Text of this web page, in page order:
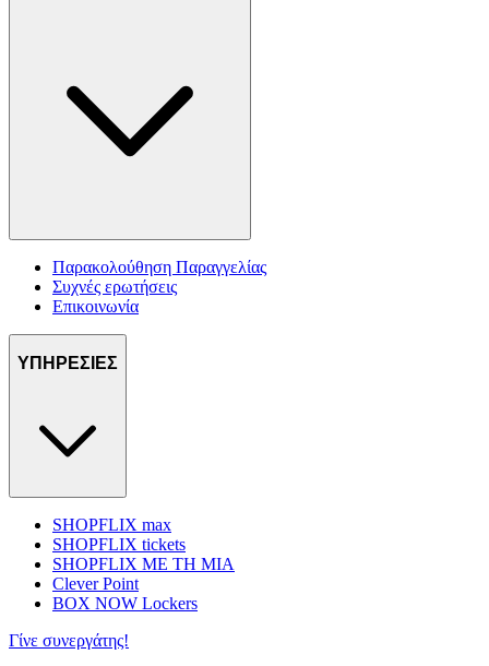
Παρακολούθηση Παραγγελίας
Συχνές ερωτήσεις
Επικοινωνία
ΥΠΗΡΕΣΙΕΣ
SHOPFLIX max
SHOPFLIX tickets
SHOPFLIX ΜΕ ΤΗ ΜΙΑ
Clever Point
BOX NOW Lockers
Γίνε συνεργάτης!